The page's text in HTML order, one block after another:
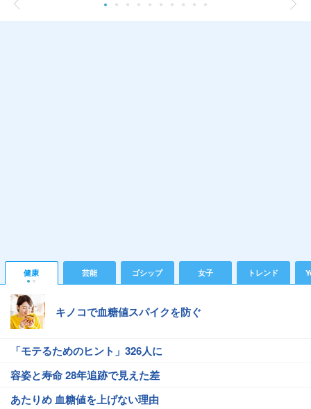
健康 芸能 ゴシップ 女子 トレンド
キノコで血糖値スパイクを防ぐ
「モテるためのヒント」326人に
容姿と寿命 28年追跡で見えた差
あたりめ 血糖値を上げない理由